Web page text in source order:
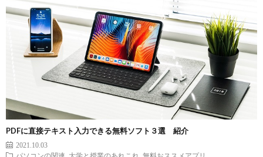
PDFに直接テキスト入力できる無料ソフト３選 紹介
2021.10.03
パソコンの関連
大学と授業のあれこれ 無料おススメアプリ